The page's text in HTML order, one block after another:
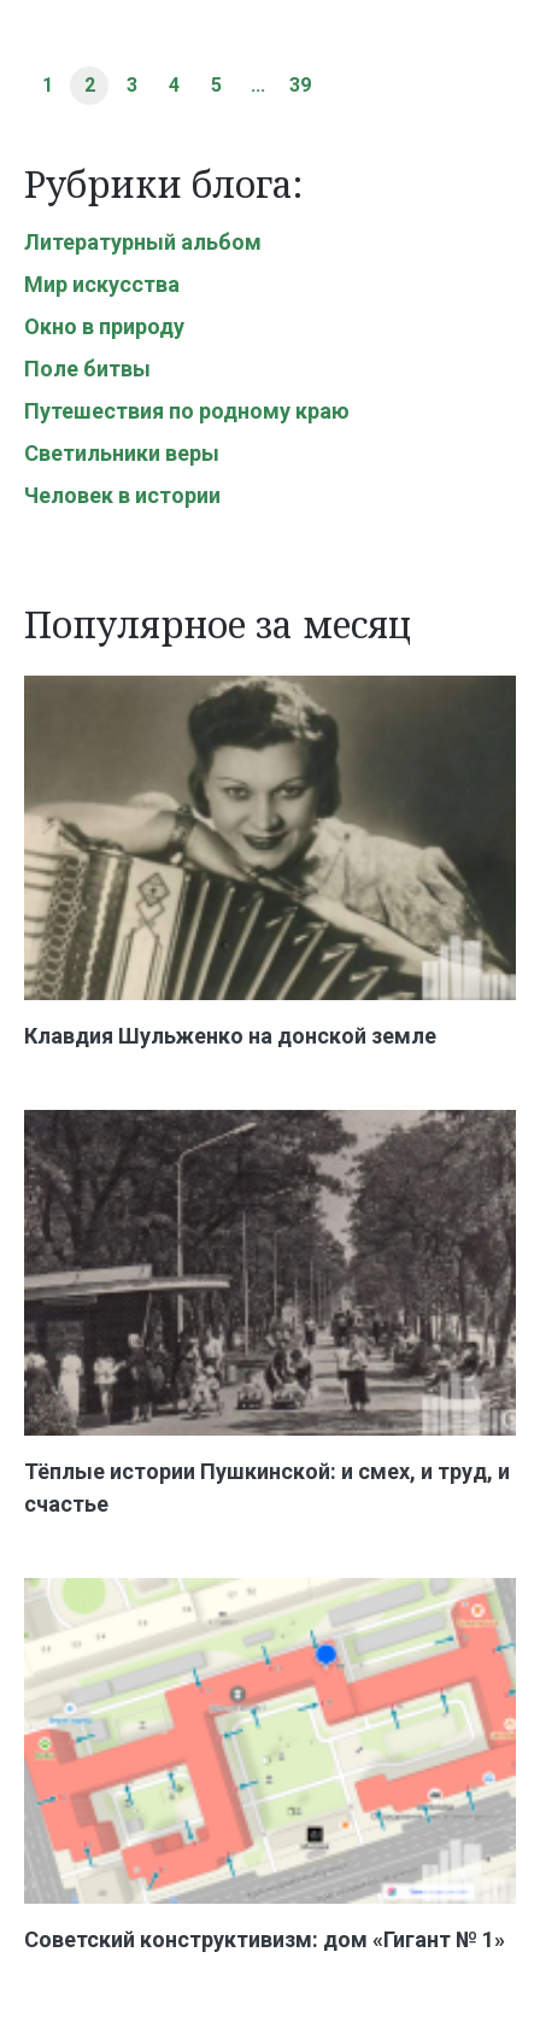
1 2 3 4 5 ... 39
Рубрики блога:
Литературный альбом
Мир искусства
Окно в природу
Поле битвы
Путешествия по родному краю
Светильники веры
Человек в истории
Популярное за месяц
Клавдия Шульженко на донской земле
Тёплые истории Пушкинской: и смех, и труд, и
счастье
Советский конструктивизм: дом «Гигант № 1»